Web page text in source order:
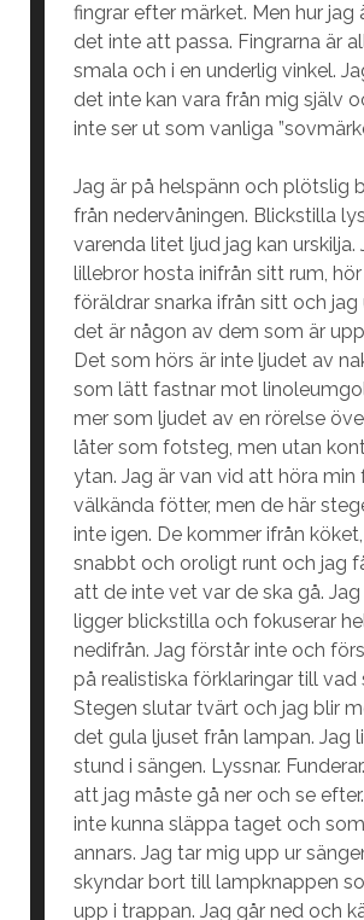
fingrar efter märket. Men hur jag
det inte att passa. Fingrarna är
smala och i en underlig vinkel.
det inte kan vara från mig själv
inte ser ut som vanliga
Jag är på helspänn och plötslig
från nedervåningen. Blickstilla
varenda litet ljud jag kan urskilja.
lillebror hosta inifrån sitt rum,
föräldrar snarka ifrån sitt och
det är någon av dem som är
Det som hörs är inte ljudet av
som lätt fastnar mot
mer som ljudet av en rörelse
låter som fotsteg, men utan
ytan. Jag är van vid att höra min
välkända fötter, men de här
inte igen. De kommer ifrån
snabbt och oroligt runt och jag
att de inte vet var de ska gå. Jag
ligger blickstilla och fokuserar
nedifrån. Jag förstår inte och
på realistiska förklaringar till vad
Stegen slutar tvärt och jag blir
det gula ljuset från lampan. Jag
stund i sängen. Lyssnar.
att jag måste gå ner och se
inte kunna släppa taget och
annars. Jag tar mig upp ur
skyndar bort till lampknappen
upp i trappan. Jag går ned och